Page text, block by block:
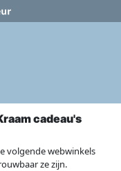
cadeau's
volgende webwinkels
ze zijn.